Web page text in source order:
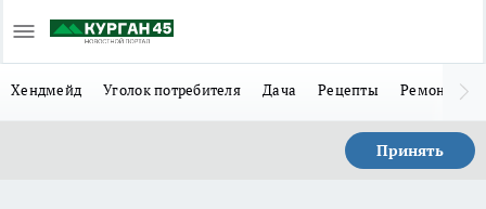
Хендмейд Уголок потребителя Дача Рецепты Ремонт
Принять